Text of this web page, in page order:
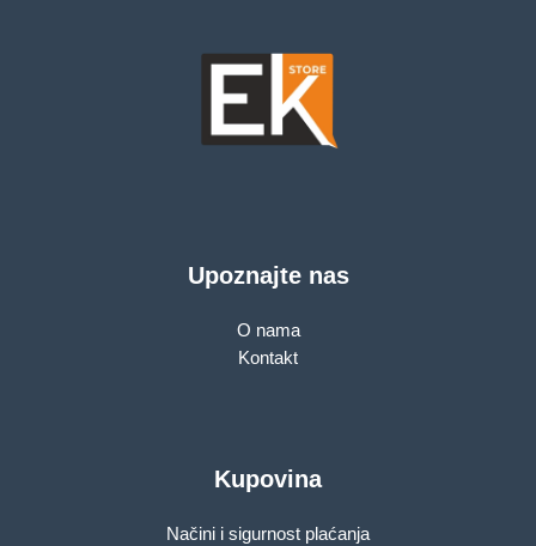
Upoznajte nas
O nama
Kontakt
Kupovina
Načini i sigurnost plaćanja